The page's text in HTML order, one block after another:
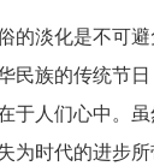
的淡化是不可
民族的传统节
于人们心中。
为时代的进步所